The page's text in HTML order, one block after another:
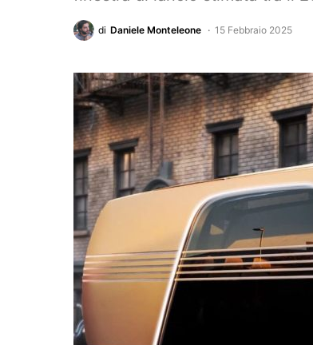
di Daniele Monteleone 15 Febbraio 2025